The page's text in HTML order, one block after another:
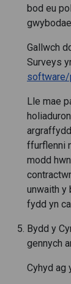
bod eu
Gallwch
Surveys
Lle mae
ffurflenni
modd
unwaith y
fydd yn
Bydd y
gennych
Cyhyd ag